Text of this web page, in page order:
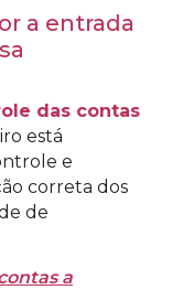
a entrada
das contas
está
e
correta dos
de
a